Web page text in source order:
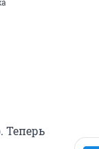
Теперь